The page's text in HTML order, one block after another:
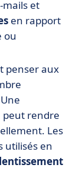
mails et
en rapport
ou
penser aux
peut rendre
Les
utilisés en